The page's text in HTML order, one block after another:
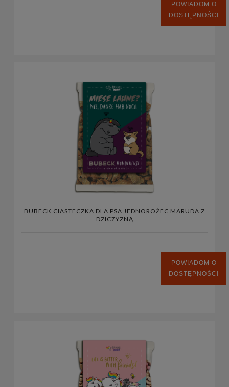
POWIADOM O
DOSTĘPNOŚCI
BUBECK CIASTECZKA DLA PSA JEDNOROŻEC MARUDA Z
DZICZYZNĄ
POWIADOM O
DOSTĘPNOŚCI